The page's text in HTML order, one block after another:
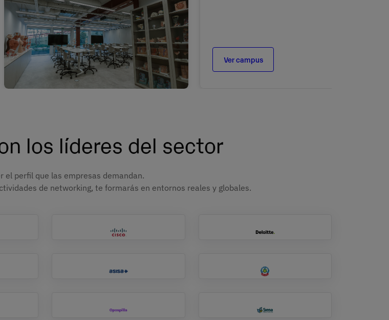
Ver campus
los líderes del sector
el perfil que las empresas demandan.
de networking, te formarás en entornos reales y globales.